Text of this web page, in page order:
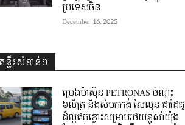
ប្រទេសចិន
December 16, 2025
ន្លឹះសំខាន់ៗ
ប្រេងម៉ាស៊ីន PETRONAS ចំណុះ
៦លីត្រ និងសំបកកង់ សៃលុន ជាដៃគូ
ដ៏ល្អឥតខ្ចោះសម្រាប់រថយន្តសាំយ៉ុង